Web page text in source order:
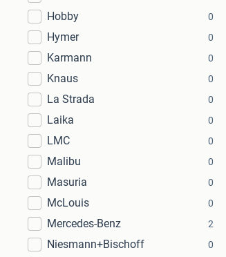
Hobby 0
Hymer 0
Karmann 0
Knaus 0
La Strada 0
Laika 0
LMC 0
Malibu 0
Masuria 0
McLouis 0
Mercedes-Benz 2
Niesmann+Bischoff 0